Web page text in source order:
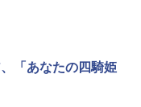
「あなたの四騎姫